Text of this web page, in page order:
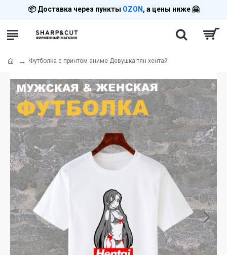
📦 Доставка через пункты OZON , а цены ниже 🤗
Футболка с принтом аниме Девушка тян хентай